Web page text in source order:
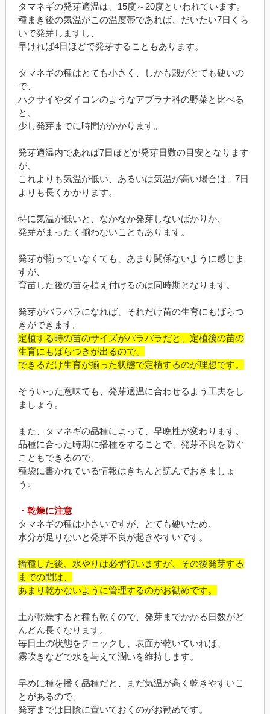
タマネギの発芽適温は、15度～20度といわれています。
種まき後の気温がこの温度帯であれば、だいたい7日くら
いで発芽しますし、
早ければ4日ほどで発芽することもあります。
タマネギの種はとても小さく、しかも殻がとても硬いの
で、
ハクサイやダイコンのようなアブラナ科の野菜と比べる
と、
少し発芽までに時間がかかります。
発芽適温内であれば7日ほどが発芽日数の目安となります
が、
これよりも気温が低い、あるいは気温が高い場合は、7日
よりも長くかかります。
特に気温が低いと、なかなか発芽しないばかりか、
発芽がまったく揃わないこともあります。
発芽が揃っていなくても、あまり関係ないように感じま
すが、
育苗した後の苗を植え付けるのは同時期となります。
発芽がバラバラになれば、それだけ苗の生育にもばらつ
きができます。
定植する時の苗のサイズがバラバラだと、定植後の苗の
生育にもばらつきが出るので、
できるだけ生育が揃った状態で定植するのが理想です。
そういった意味でも、発芽適温に合わせるよう工夫をし
ましょう。
また、タマネギの品種によって、早晩性が変わります。
品種に合った時期に播種をすることで、発芽不良を防ぐ
こともできるので、
種袋に書かれている情報はきちんと読んでおきましょ
う。
・乾燥に注意
タマネギの種は小さいですが、とても硬いため、
水分が足りないと発芽不良が起きやすいです。
播種した後、水やりは必ず行いますが、その後発芽する
までの間は、
あまり乾かないように管理するのがお勧めです。
土が乾燥すると種も乾くので、発芽までかかる日数がど
んどん長くなります。
毎日土の状態をチェックし、表面が乾いていれば、
霧吹きなどで水を与えて潤いを維持します。
早めに種を播く品種だと、まだ気温が高く乾きやすいこ
とがあるので、
発芽までは日陰に置いておくのがお勧めです。